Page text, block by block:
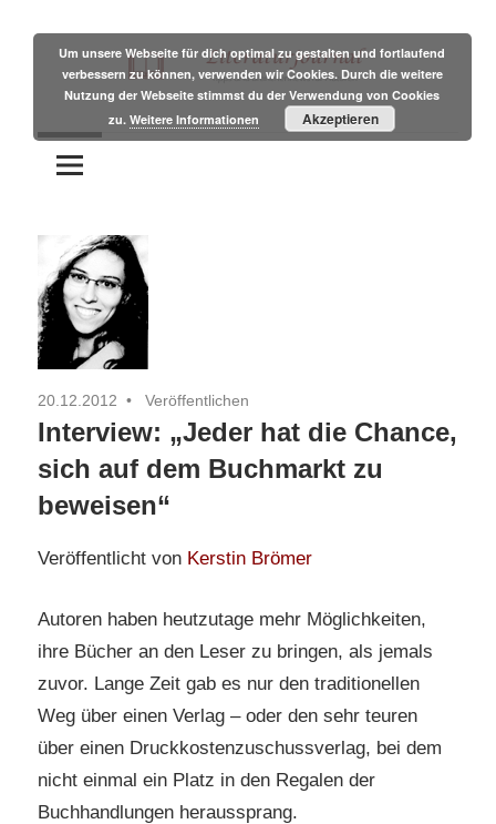
Inhalt
springen
Literaturjournal
Tipps
und
Branchennews
Autoren
20.12.2012 Veröffentlichen
Interview: „Jeder hat die Chance,
sich auf dem Buchmarkt zu
beweisen“
Veröffentlicht von Kerstin Brömer
Autoren haben heutzutage mehr Möglichkeiten,
ihre Bücher an den Leser zu bringen, als jemals
zuvor. Lange Zeit gab es nur den traditionellen
Weg über einen Verlag – oder den sehr teuren
über einen Druckkostenzuschussverlag, bei dem
nicht einmal ein Platz in den Regalen der
Buchhandlungen heraussprang.
Um unsere Webseite für dich optimal zu gestalten und fortlaufend
verbessern zu können, verwenden wir Cookies. Durch die weitere
Nutzung der Webseite stimmst du der Verwendung von Cookies
zu.Weitere Informationen Akzeptieren